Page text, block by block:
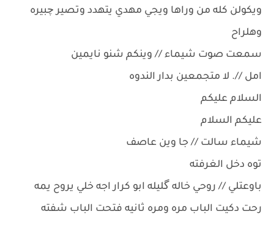
ويكولن كله من وراها ويجي مهدي يتهدد وتصير چبيره
وهلراح
سمعت صوت شيماء // وينكم شنو نايمين
امل //. لا متجمعين بدار الندوه
السلام عليكم
عليكم السلام
شيماء سالت // جا وين عاصف
توه دخل الغرفته
باوعتلي // روحي خاله گليله ابو كرار اجه خلي يروح يمه
رحت دكيت الباب مره ومره ثانيه فتحت الباب شفته